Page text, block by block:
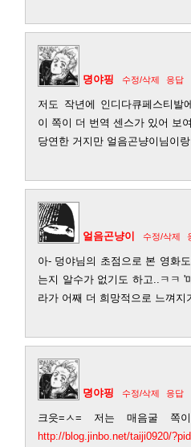
뎡야핑 수정/삭제 응답
저도 작년에 인디다큐페스티발
이 쪽이 더 번역 센스가 있어 보여
당연한 거지만 얼음곤냥이님이
얼음곤냥이 수정/삭제
아- 덩야님의 초점으로 본 영화
는지 알수가 없기도 하고..ㅋㅋ '
라가 어째 더 희망적으로 느껴지
뎡야핑 수정/삭제 응답
크읏=ㅅ= 저는 매음굴
http://blog.jinbo.net/taiji0920/